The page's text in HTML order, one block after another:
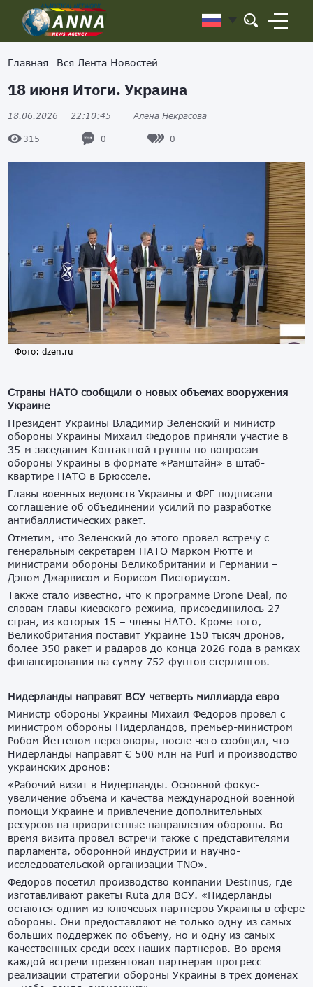
Главная Вся Лента Новостей
18 июня Итоги. Украина
18.06.2026 22:10:45 Алена Некрасова
315 0 0
Фото: dzen.ru
Страны НАТО сообщили о новых объемах вооружения
Украине
Президент Украины Владимир Зеленский и министр
обороны Украины Михаил Федоров приняли участие в
35-м заседаним Контактной группы по вопросам
обороны Украины в формате «Рамштайн» в штаб-
квартире НАТО в Брюсселе.
Главы военных ведомств Украины и ФРГ подписали
соглашение об объединении усилий по разработке
антибаллистических ракет.
Отметим, что Зеленский до этого провел встречу с
генеральным секретарем НАТО Марком Рютте и
министрами обороны Великобритании и Германии –
Дэном Джарвисом и Борисом Писториусом.
Также стало известно, что к программе Drone Deal, по
словам главы киевского режима, присоединилось 27
стран, из которых 15 – члены НАТО. Кроме того,
Великобритания поставит Украине 150 тысяч дронов,
более 350 ракет и радаров до конца 2026 года в рамках
финансирования на сумму 752 фунтов стерлингов.
Нидерланды направят ВСУ четверть миллиарда евро
Министр обороны Украины Михаил Федоров провел с
министром обороны Нидерландов, премьер-министром
Робом Йеттеном переговоры, после чего сообщил, что
Нидерланды направят € 500 млн на Purl и производство
украинских дронов:
«Рабочий визит в Нидерланды. Основной фокус-
увеличение объема и качества международной военной
помощи Украине и привлечение дополнительных
ресурсов на приоритетные направления обороны. Во
время визита провел встречи также с представителями
парламента, оборонной индустрии и научно-
исследовательской организации TNO».
Федоров посетил производство компании Destinus, где
изготавливают ракеты Ruta для ВСУ. «Нидерланды
остаются одним из ключевых партнеров Украины в сфере
обороны. Они предоставляют не только одну из самых
больших поддержек по объему, но и одну из самых
качественных среди всех наших партнеров. Во время
каждой встречи презентовал партнерам прогресс
реализации стратегии обороны Украины в трех доменах